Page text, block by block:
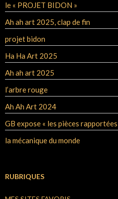
le « PROJET BIDON »
Ah ah art 2025, clap de fin
projet bidon
Ha Ha Art 2025
Ah ah art 2025
l’arbre rouge
Ah Ah Art 2024
GB expose « les pièces rapportées
la mécanique du monde
RUBRIQUES